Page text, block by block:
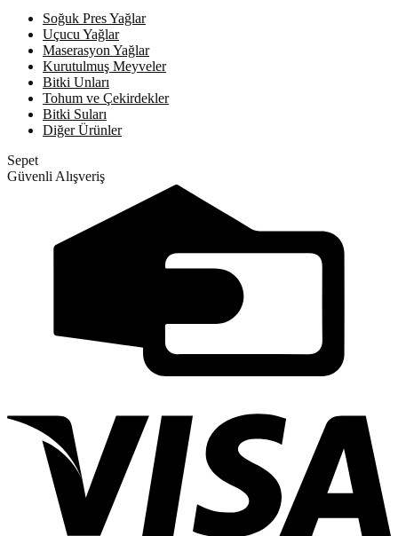
Soğuk Pres Yağlar
Uçucu Yağlar
Maserasyon Yağlar
Kurutulmuş Meyveler
Bitki Unları
Tohum ve Çekirdekler
Bitki Suları
Diğer Ürünler
Sepet
Güvenli Alışveriş